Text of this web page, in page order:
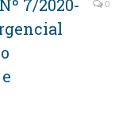
7/2020-
0